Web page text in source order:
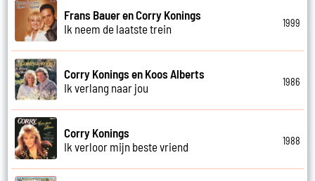
Frans Bauer en Corry Konings
Ik neem de laatste trein
1999
Corry Konings en Koos Alberts
Ik verlang naar jou
1986
Corry Konings
Ik verloor mijn beste vriend
1988